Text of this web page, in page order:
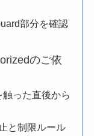
部分を確認
のご依
った直後から
と制限ルール